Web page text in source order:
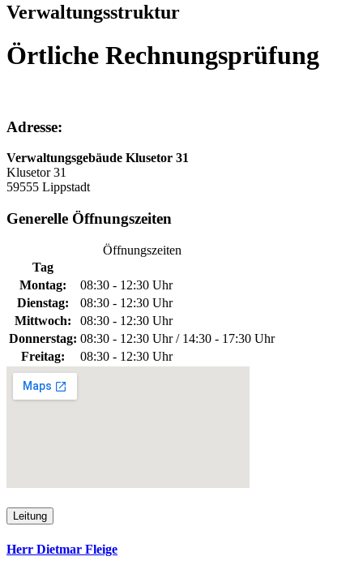
Verwaltungsstruktur
Örtliche Rechnungsprüfung
Adresse:
Verwaltungsgebäude Klusetor 31
Klusetor 31
59555 Lippstadt
Generelle Öffnungszeiten
Öffnungszeiten
Tag
Montag:
08:30 - 12:30 Uhr
Dienstag:
08:30 - 12:30 Uhr
Mittwoch:
08:30 - 12:30 Uhr
Donnerstag: 08:30 - 12:30 Uhr / 14:30 - 17:30 Uhr
Freitag:
08:30 - 12:30 Uhr
Leitung
Herr Dietmar Fleige